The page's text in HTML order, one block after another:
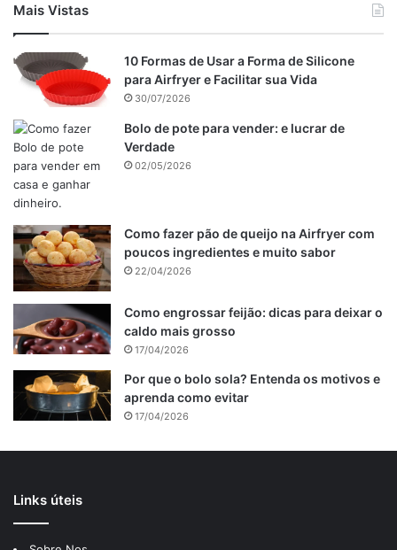
Curiosidade da macaxeira que
provavelmente você não
conhecia.
A macaxeira, por suas características versáteis e sabor
neutro, tornou-se um ingrediente fundamental na culinária
nordestina. Seja em ensopados, purês ou bolos, a
macaxeira desempenha um papel crucial, conferindo
textura única e um toque autenticamente regional.
Origem do bolo de macaxeira
Mais Vistas
10 Formas de Usar a Forma de Silicone
para Airfryer e Facilitar sua Vida
30/07/2026
Bolo de pote para vender: e lucrar de
Verdade
02/05/2026
Como fazer pão de queijo na Airfryer com
poucos ingredientes e muito sabor
22/04/2026
Como engrossar feijão: dicas para deixar o
caldo mais grosso
17/04/2026
Por que o bolo sola? Entenda os motivos e
aprenda como evitar
17/04/2026
Links úteis